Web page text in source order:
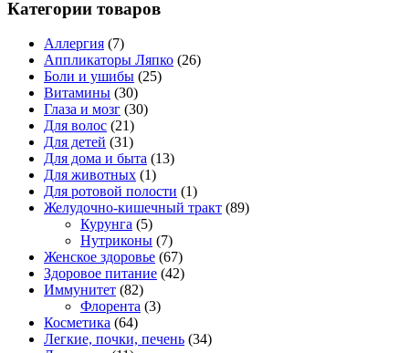
Категории товаров
Аллергия (7)
Аппликаторы Ляпко (26)
Боли и ушибы (25)
Витамины (30)
Глаза и мозг (30)
Для волос (21)
Для детей (31)
Для дома и быта (13)
Для животных (1)
Для ротовой полости (1)
Желудочно-кишечный тракт (89)
Курунга (5)
Нутриконы (7)
Женское здоровье (67)
Здоровое питание (42)
Иммунитет (82)
Флорента (3)
Косметика (64)
Легкие, почки, печень (34)